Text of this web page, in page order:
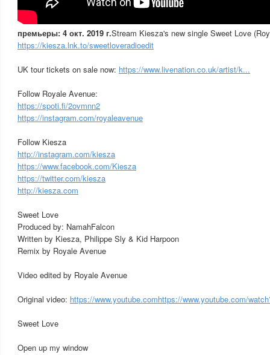
премьеры: 4 окт. 2019 г.Stream Kiesza's new single Sweet Love
https://kiesza.lnk.to/sweetloveradioedit
UK tour tickets on sale now: https://www.livenation.co.uk/artist/k...
Follow Royale Avenue:
https://spoti.fi/2ovmnn2
https://instagram.com/royaleavenue
Follow Kiesza
http://instagram.com/kiesza
https://www.facebook.com/Kiesza
https://twitter.com/kiesza
http://kiesza.com
Sweet Love
Produced by: NamahFalcon
Written by Kiesza, Philippe Sly & Kid Harpoon
Remix by Royale Avenue
Video edited by Royale Avenue
Original video: https://www.youtube.comhttps://www.youtube.com/
Sweet Love
Open up my window